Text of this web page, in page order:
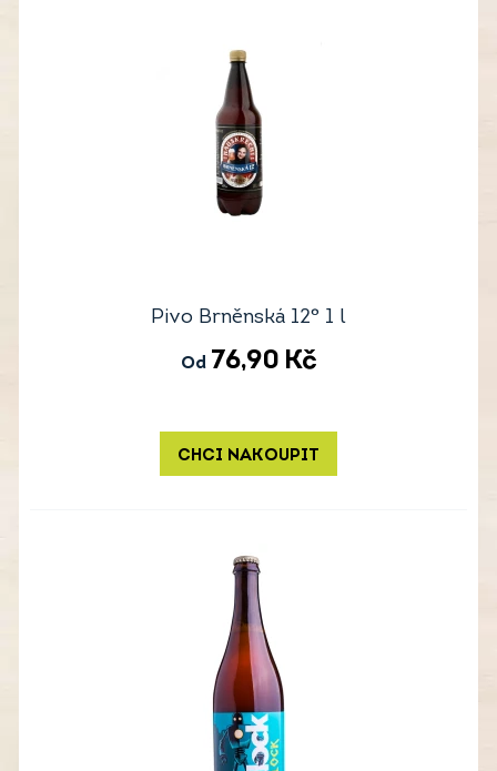
Pivo Brněnská 12° 1 l
Od 76,90 Kč
CHCI NAKOUPIT